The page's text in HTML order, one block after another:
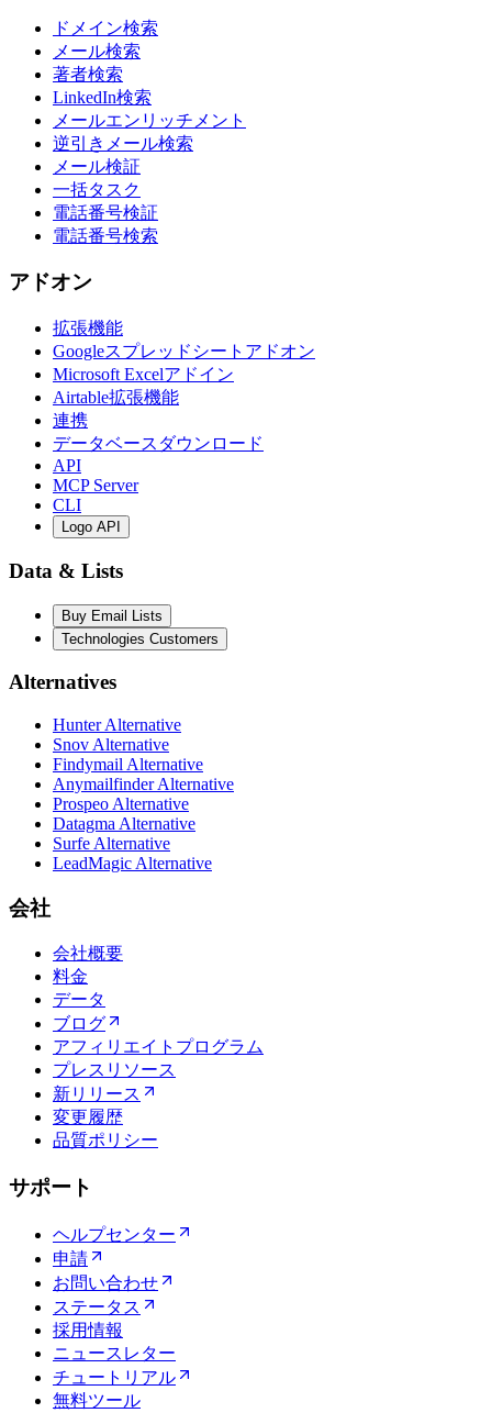
ドメイン検索
メール検索
著者検索
LinkedIn検索
メールエンリッチメント
逆引きメール検索
メール検証
一括タスク
電話番号検証
電話番号検索
アドオン
拡張機能
Googleスプレッドシートアドオン
Microsoft Excelアドイン
Airtable拡張機能
連携
データベースダウンロード
API
MCP Server
CLI
Logo API
Data & Lists
Buy Email Lists
Technologies Customers
Alternatives
Hunter Alternative
Snov Alternative
Findymail Alternative
Anymailfinder Alternative
Prospeo Alternative
Datagma Alternative
Surfe Alternative
LeadMagic Alternative
会社
会社概要
料金
データ
ブログ
アフィリエイトプログラム
プレスリソース
新リリース
変更履歴
品質ポリシー
サポート
ヘルプセンター
申請
お問い合わせ
ステータス
採用情報
ニュースレター
チュートリアル
無料ツール